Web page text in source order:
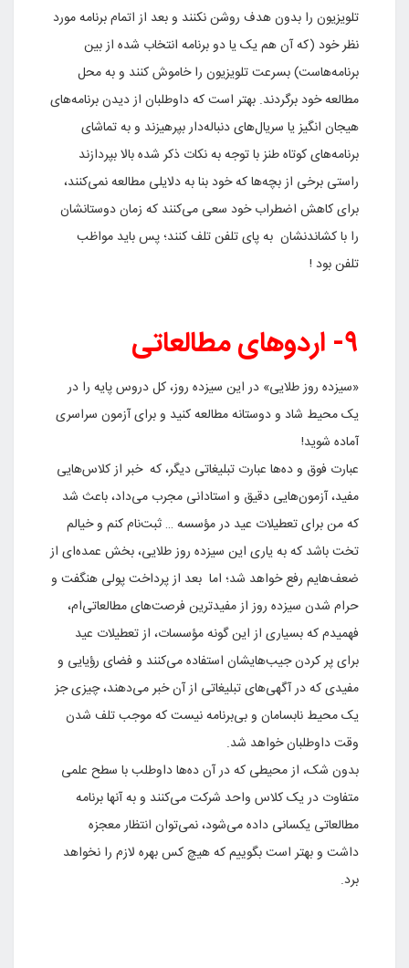
تلویزیون را بدون هدف روشن نکنند و بعد از اتمام برنامه مورد
نظر خود (که آن هم یک یا دو برنامه انتخاب شده از بین
برنامه‌هاست) بسرعت تلویزیون را خاموش کنند و به محل
مطالعه خود برگردند. بهتر است که داوطلبان از دیدن برنامه‌های
هیجان انگیز یا سریال‌های دنباله‌دار بپرهیزند و به تماشای
برنامه‌های کوتاه طنز با توجه به نکات ذکر شده بالا بپردازند
راستی برخی از بچه‌ها که خود بنا به دلایلی مطالعه نمی‌کنند،
برای کاهش اضطراب خود سعی می‌کنند که زمان دوستانشان
را با کشاندنشان به پای تلفن تلف کنند؛ پس باید مواظب
تلفن بود !
۹- اردوهای مطالعاتی
«سیزده روز طلایی» در این سیزده روز، کل دروس پایه را در
یک محیط شاد و دوستانه مطالعه کنید و برای آزمون سراسری
آماده شوید!
عبارت فوق و ده‌ها عبارت تبلیغاتی دیگر، که خبر از کلاس‌هایی
مفید، آزمون‌هایی دقیق و استادانی مجرب می‌داد، باعث شد
که من برای تعطیلات عید در مؤسسه … ثبت‌نام کنم و خیالم
تخت باشد که به یاری این سیزده روز طلایی، بخش عمده‌ای از
ضعف‌هایم رفع خواهد شد؛ اما بعد از پرداخت پولی هنگفت و
حرام شدن سیزده روز از مفیدترین فرصت‌های مطالعاتی‌ام،
فهمیدم که بسیاری از این گونه مؤسسات، از تعطیلات عید
برای پر کردن جیب‌هایشان استفاده می‌کنند و فضای رؤیایی و
مفیدی که در آگهی‌های تبلیغاتی از آن خبر می‌دهند، چیزی جز
یک محیط نابسامان و بی‌برنامه نیست که موجب تلف شدن
وقت داوطلبان خواهد شد.
بدون شک، از محیطی که در آن ده‌ها داوطلب با سطح علمی
متفاوت در یک کلاس واحد شرکت می‌کنند و به آنها برنامه
مطالعاتی یکسانی داده می‌شود، نمی‌توان انتظار معجزه
داشت و بهتر است بگوییم که هیچ کس بهره لازم را نخواهد
برد.